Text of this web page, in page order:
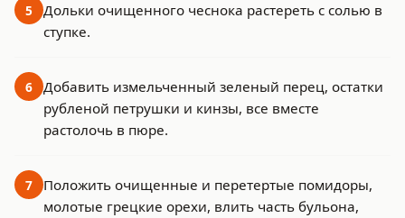
5
Дольки очищенного чеснока растереть с солью в
ступке.
6
Добавить измельченный зеленый перец, остатки
рубленой петрушки и кинзы, все вместе
растолочь в пюре.
7
Положить очищенные и перетертые помидоры,
молотые грецкие орехи, влить часть бульона,